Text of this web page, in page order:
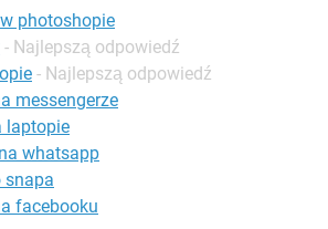
photoshopie
- Najlepszą odpowiedź
- Najlepszą odpowiedź
messengerze
laptopie
whatsapp
snapa
facebooku